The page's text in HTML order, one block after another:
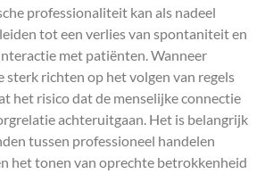
professionaliteit kan als nadeel
tot een verlies van spontaniteit en
met patiënten. Wanneer
sterk richten op het volgen van regels
het risico dat de menselijke connectie
achteruitgaan. Het is belangrijk
tussen professioneel handelen
het tonen van oprechte betrokkenheid